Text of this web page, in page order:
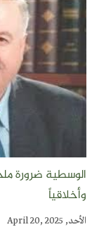
الوسطية ضرورة
وأخلاقياً
الأحد, April 20, 2025